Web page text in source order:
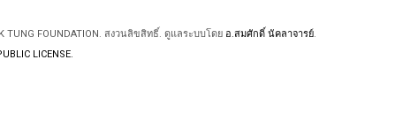
FOUNDATION. สงวนลิขสิทธิ์. ดูแลระบบโดย อ.สมศักดิ์ นัคลาจารย์.
LICENSE.